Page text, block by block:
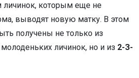
которым еще не
выводят новую матку. В этом
получены не только из
личинок, но и из 2-З-